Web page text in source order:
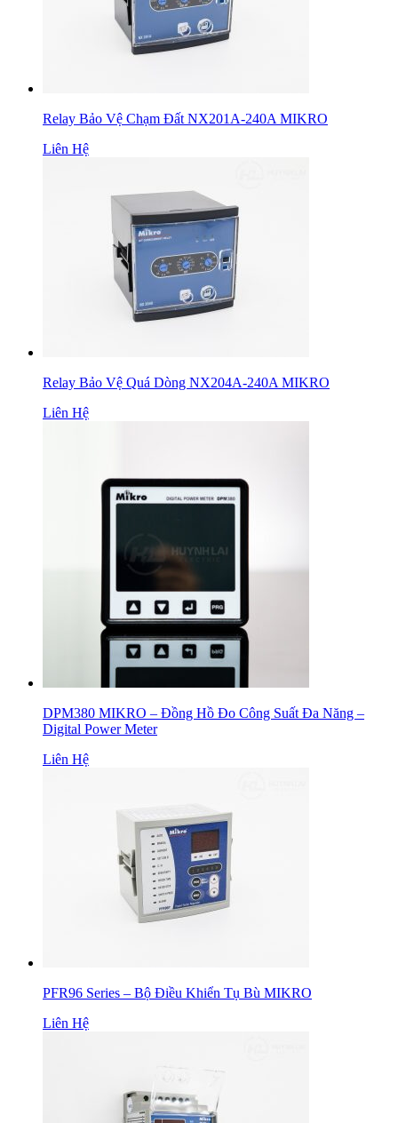
Relay Bảo Vệ Chạm Đất NX201A-240A MIKRO
Liên Hệ
Relay Bảo Vệ Quá Dòng NX204A-240A MIKRO
Liên Hệ
DPM380 MIKRO – Đồng Hồ Đo Công Suất Đa Năng –
Digital Power Meter
Liên Hệ
PFR96 Series – Bộ Điều Khiển Tụ Bù MIKRO
Liên Hệ